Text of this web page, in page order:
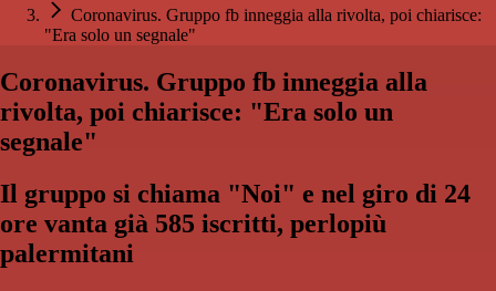
Coronavirus. Gruppo fb inneggia alla rivolta, poi chiarisce:
"Era solo un segnale"
Coronavirus. Gruppo fb inneggia alla
rivolta, poi chiarisce: "Era solo un
segnale"
Il gruppo si chiama "Noi" e nel giro di 24
ore vanta già 585 iscritti, perlopiù
palermitani